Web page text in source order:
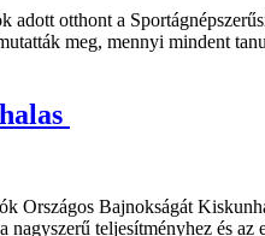
adott otthont a
meg, mennyi mindent
Országos Bajnokságát
nagyszerű teljesítményhez és